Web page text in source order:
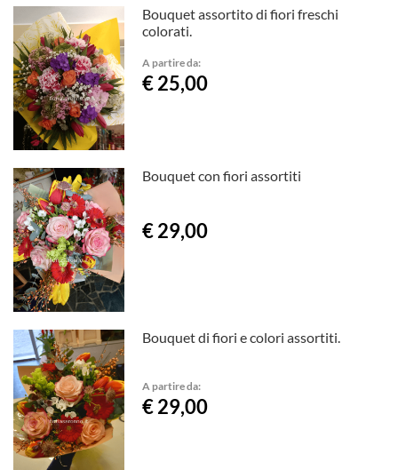
Bouquet assortito di fiori freschi
colorati.
A partire da:
€ 25,00
Bouquet con fiori assortiti
€ 29,00
Bouquet di fiori e colori assortiti.
A partire da:
€ 29,00